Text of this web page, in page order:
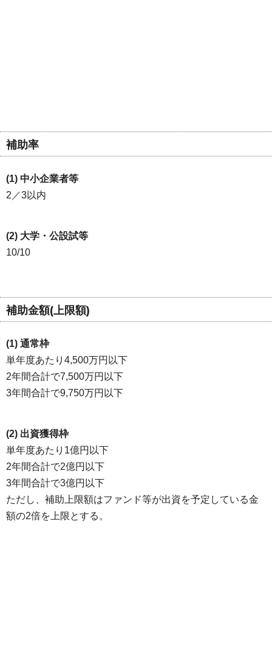
補助率
(1) 中小企業者等
2／3以内
(2) 大学・公設試等
10/10
補助金額(上限額)
(1) 通常枠
単年度あたり4,500万円以下
2年間合計で7,500万円以下
3年間合計で9,750万円以下
(2) 出資獲得枠
単年度あたり1億円以下
2年間合計で2億円以下
3年間合計で3億円以下
ただし、補助上限額はファンド等が出資を予定している金
額の2倍を上限とする。